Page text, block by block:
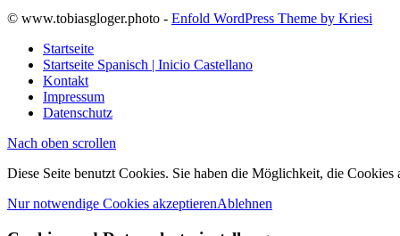
© www.tobiasgloger.photo - Enfold WordPress Theme by Kriesi
Startseite
Startseite Spanisch | Inicio Castellano
Kontakt
Impressum
Datenschutz
Nach oben scrollen
Diese Seite benutzt Cookies. Sie haben die Möglichkeit, die Cookies
Nur notwendige Cookies akzeptierenAblehnen